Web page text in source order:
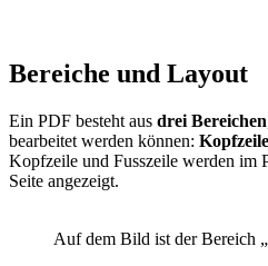
Bereiche und Layout
Ein PDF besteht aus drei Bereichen
bearbeitet werden können: Kopfzeile
Kopfzeile und Fusszeile werden im
Seite angezeigt.
Auf dem Bild ist der Bereich